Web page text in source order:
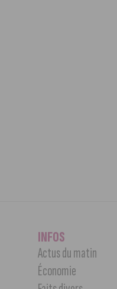
INFOS
Actus du matin
Économie